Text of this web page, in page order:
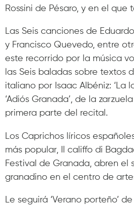
Rossini de Pésaro, y en el
Las Seis canciones de
y Francisco Quevedo, entre
este recorrido por la música
las Seis baladas sobre textos
italiano por Isaac Albéniz: ‘La
‘Adiós Granada’, de la
primera parte del recital.
Los Caprichos líricos
más popular, Il califfo di
Festival de Granada, abren
granadino en el centro de
Le seguirá ‘Verano porteño’